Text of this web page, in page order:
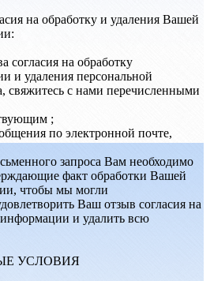
на обработку и удаления Вашей
согласия на обработку
и удаления персональной
свяжитесь с нами перечисленными
;
по электронной почте,
запроса Вам необходимо
факт обработки Вашей
чтобы мы могли
Ваш отзыв согласия на
и удалить всю
УСЛОВИЯ